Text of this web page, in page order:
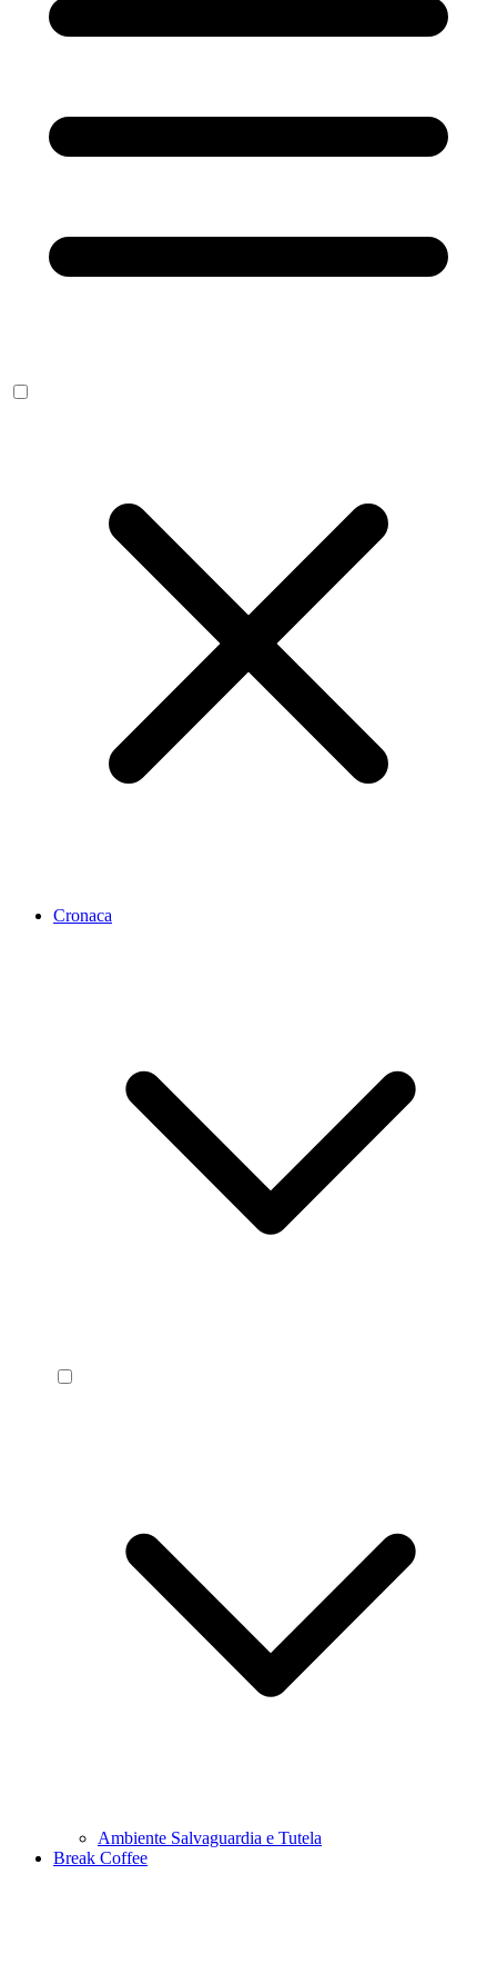
Cronaca
Ambiente Salvaguardia e Tutela
Break Coffee